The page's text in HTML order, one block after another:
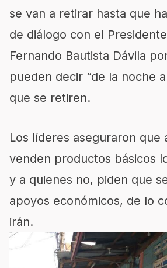
se van a retirar hasta que
de diálogo con el
Fernando Bautista Dávila
pueden decir “de la noche
que se retiren.
Los líderes aseguraron que
venden productos básicos
y a quienes no, piden que
apoyos económicos, de lo
irán.